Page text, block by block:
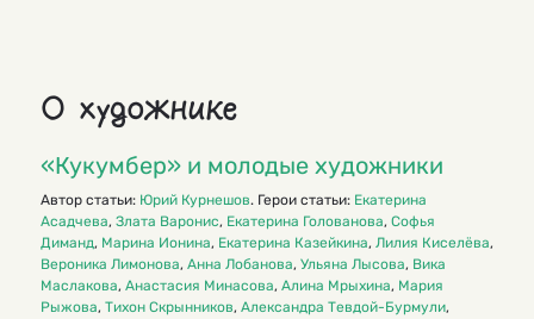
О художнике
«Кукумбер» и молодые художники
Автор статьи: Юрий Курнешов. Герои статьи: Екатерина
Асадчева, Злата Варонис, Екатерина Голованова, Софья
Диманд, Марина Ионина, Екатерина Казейкина, Лилия Киселёва,
Вероника Лимонова, Анна Лобанова, Ульяна Лысова, Вика
Маслакова, Анастасия Минасова, Алина Мрыхина, Мария
Рыжова, Тихон Скрынников, Александра Тевдой-Бурмули,